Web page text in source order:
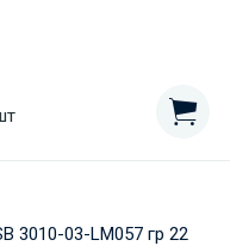
3010-03-LM057 гр 22